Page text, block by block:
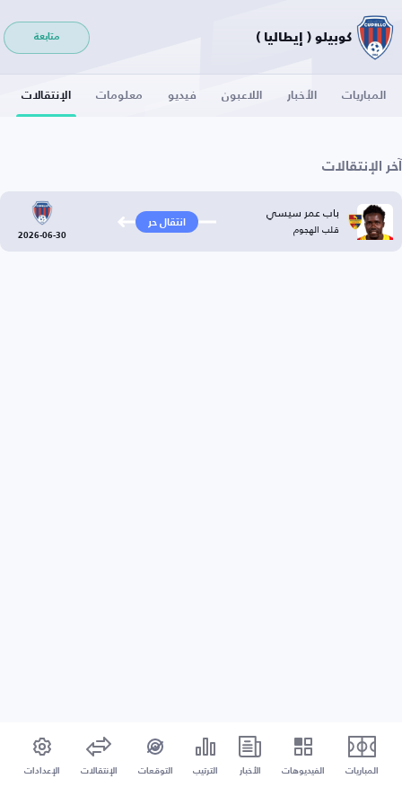
كوبيلو ( إيطاليا ) متابعة
المباريات الأخبار اللاعبون فيديو معلومات الإنتقالات
آخر الإنتقالات
باب عمر سيسي
قلب الهجوم انتقال حر
2026-06-30
المباريات الفيديوهات الأخبار الترتيب التوقعات الإنتقالات الإعدادات